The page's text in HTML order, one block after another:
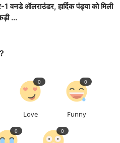
ऑलराउंडर, हार्दिक पंड्या को मिली
...
Love
0
Funny
0
0 0